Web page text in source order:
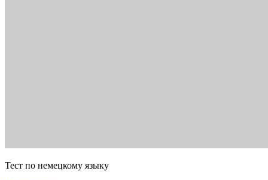
Тест по немецкому языку